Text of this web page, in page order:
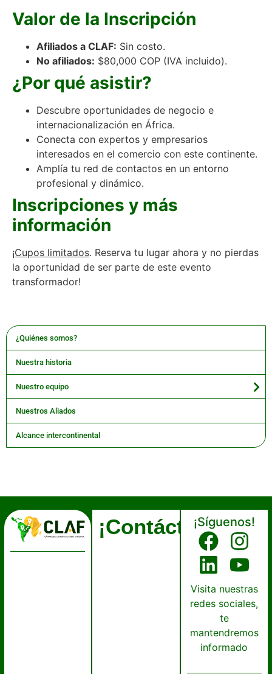
¿Quiénes somos?
Nuestra historia
Nuestro equipo
Nuestros Aliados
Alcance intercontinental
Valor de la Inscripción
Afiliados a CLAF: Sin costo.
No afiliados: $80,000 COP (IVA incluido).
¿Por qué asistir?
Descubre oportunidades de negocio e
internacionalización en África.
Conecta con expertos y empresarios
interesados en el comercio con este continente.
Amplía tu red de contactos en un entorno
profesional y dinámico.
Inscripciones y más
información
¡Cupos limitados. Reserva tu lugar ahora y no pierdas
la oportunidad de ser parte de este evento
transformador!
¡Contáctanos!
¡Síguenos!
Visita nuestras
redes sociales,
te
mantendremos
informado